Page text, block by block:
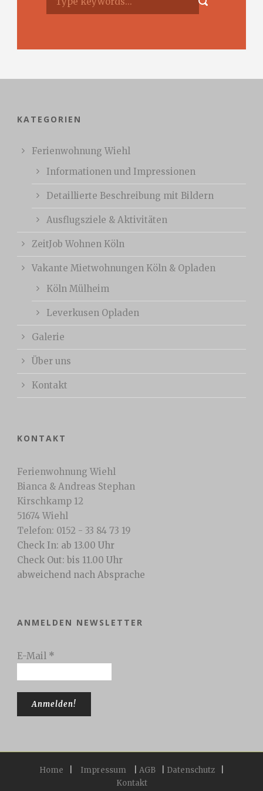
KATEGORIEN
Ferienwohnung Wiehl
Informationen und Impressionen
Detaillierte Beschreibung mit Bildern
Ausflugsziele & Aktivitäten
ZeitJob Wohnen Köln
Vakante Mietwohnungen Köln & Opladen
Köln Mülheim
Leverkusen Opladen
Galerie
Über uns
Kontakt
KONTAKT
Ferienwohnung Wiehl
Bianca & Andreas Stephan
Kirschkamp 12
51674 Wiehl
Telefon: 0152 - 33 84 73 19
Check In: ab 13.00 Uhr
Check Out: bis 11.00 Uhr
abweichend nach Absprache
ANMELDEN NEWSLETTER
E-Mail *
Home Impressum AGB Datenschutz
Kontakt